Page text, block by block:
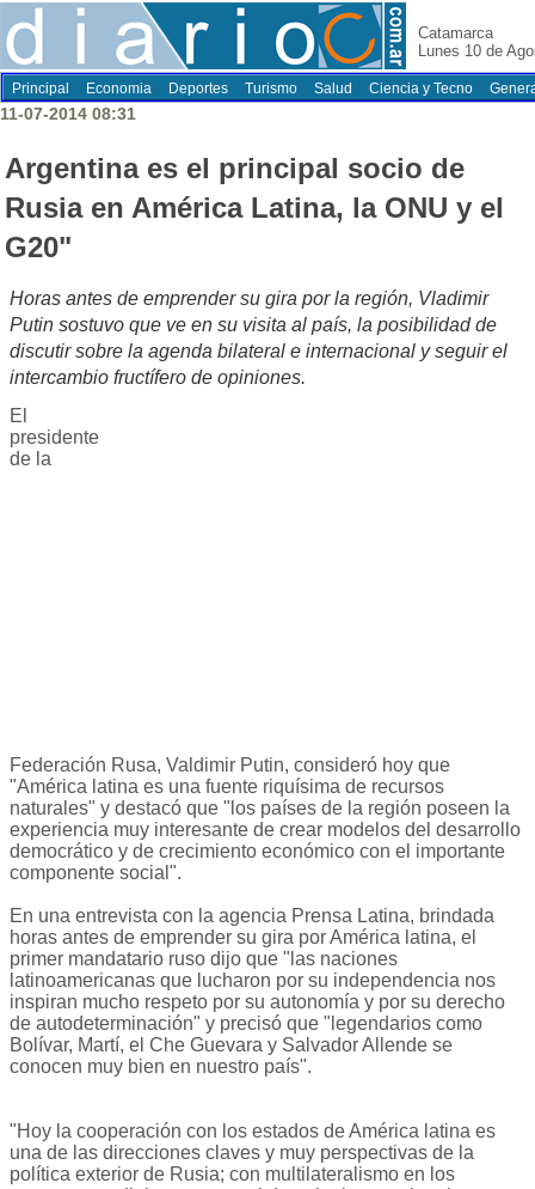
Catamarca
Lunes 10 de
Principal Economia Deportes Turismo Salud Ciencia y Tecno
11-07-2014 08:31
Argentina es el principal socio de
Rusia en América Latina, la ONU y el
G20"
Horas antes de emprender su gira por la región, Vladimir
Putin sostuvo que ve en su visita al país, la posibilidad de
discutir sobre la agenda bilateral e internacional y seguir el
intercambio fructífero de opiniones.
El
presidente
de la
Federación Rusa, Valdimir Putin, consideró hoy que
"América latina es una fuente riquísima de recursos
naturales" y destacó que "los países de la región poseen la
experiencia muy interesante de crear modelos del desarrollo
democrático y de crecimiento económico con el importante
componente social".
En una entrevista con la agencia Prensa Latina, brindada
horas antes de emprender su gira por América latina, el
primer mandatario ruso dijo que "las naciones
latinoamericanas que lucharon por su independencia nos
inspiran mucho respeto por su autonomía y por su derecho
de autodeterminación" y precisó que "legendarios como
Bolívar, Martí, el Che Guevara y Salvador Allende se
conocen muy bien en nuestro país".
"Hoy la cooperación con los estados de América latina es
una de las direcciones claves y muy perspectivas de la
política exterior de Rusia; con multilateralismo en los